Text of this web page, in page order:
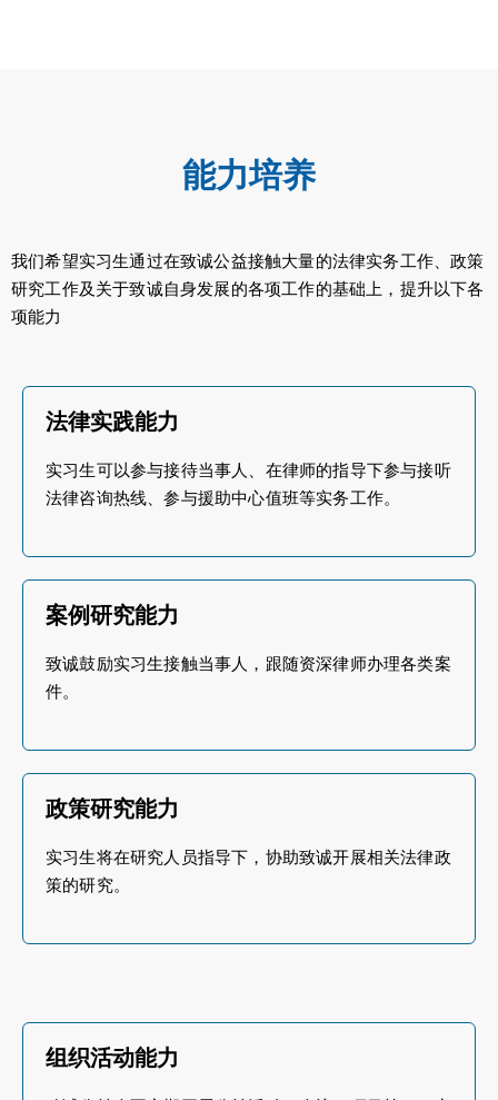
能力培养
我们希望实习生通过在致诚公益接触大量的法律实务工作、政策
研究工作及关于致诚自身发展的各项工作的基础上，提升以下各
项能力
法律实践能力
实习生可以参与接待当事人、在律师的指导下参与接听
法律咨询热线、参与援助中心值班等实务工作。
案例研究能力
致诚鼓励实习生接触当事人，跟随资深律师办理各类案
件。
政策研究能力
实习生将在研究人员指导下，协助致诚开展相关法律政
策的研究。
组织活动能力